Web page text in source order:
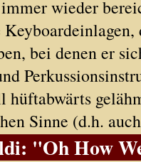
wieder
bei denen er
hüftabwärts
Sinne (d.h.
"Oh How